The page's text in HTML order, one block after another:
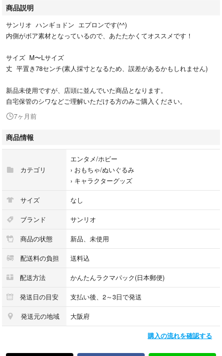
商品説明
サンリオ ハンギョドン エプロンです(^^)
内側がボア素材となっているので、あたたかくてオススメです！
サイズ M〜Lサイズ
丈 平置き78センチ(素人採寸となるため、誤差があるかもしれません)
新品未使用ですが、店頭に並んでいた商品となります。
自宅保管のシワなどご理解いただける方のみご購入ください。
7ヶ月前
商品情報
カテゴリ
エンタメ/ホビー
› おもちゃ/ぬいぐるみ
› キャラクターグッズ
サイズ なし
ブランド サンリオ
商品の状態 新品、未使用
配送料の負担 送料込
配送方法 かんたんラクマパック(日本郵便)
発送日の目安 支払い後、2～3日で発送
発送元の地域 大阪府
購入の流れを確認する